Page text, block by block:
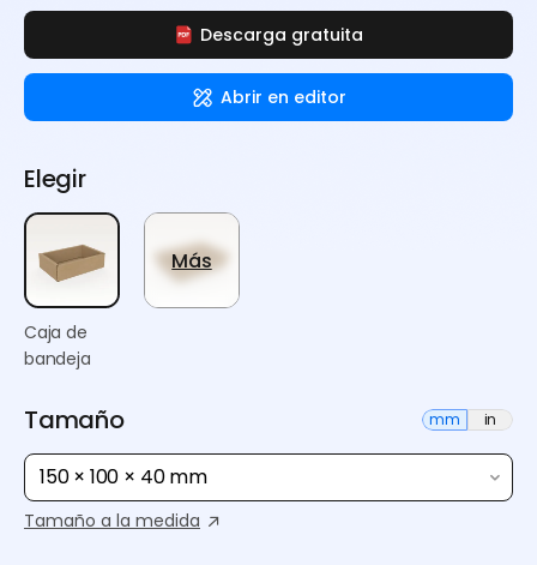
Descarga gratuita
Abrir en editor
Elegir
Caja de
bandeja
Más
Tamaño mm in
150 × 100 × 40 mm
Tamaño a la medida